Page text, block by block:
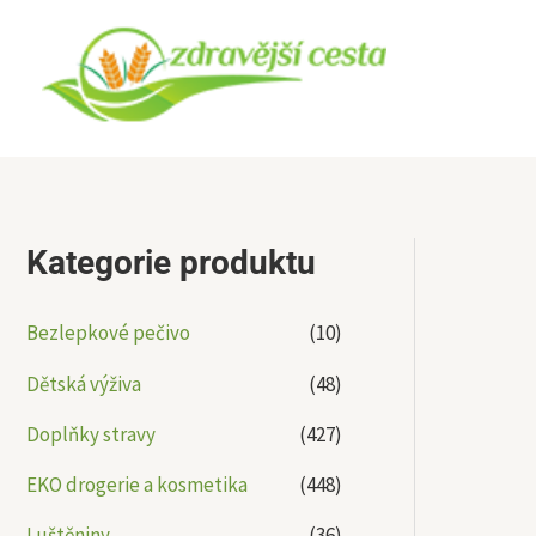
obsah
Kategorie produktu
Bezlepkové pečivo
(10)
Dětská výživa
(48)
Doplňky stravy
(427)
EKO drogerie a kosmetika
(448)